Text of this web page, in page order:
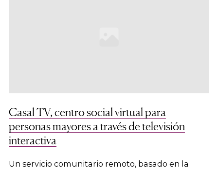
Casal TV, centro social virtual para
personas mayores a través de televisión
interactiva
Un servicio comunitario remoto, basado en la